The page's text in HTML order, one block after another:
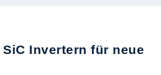
Invertern für neue